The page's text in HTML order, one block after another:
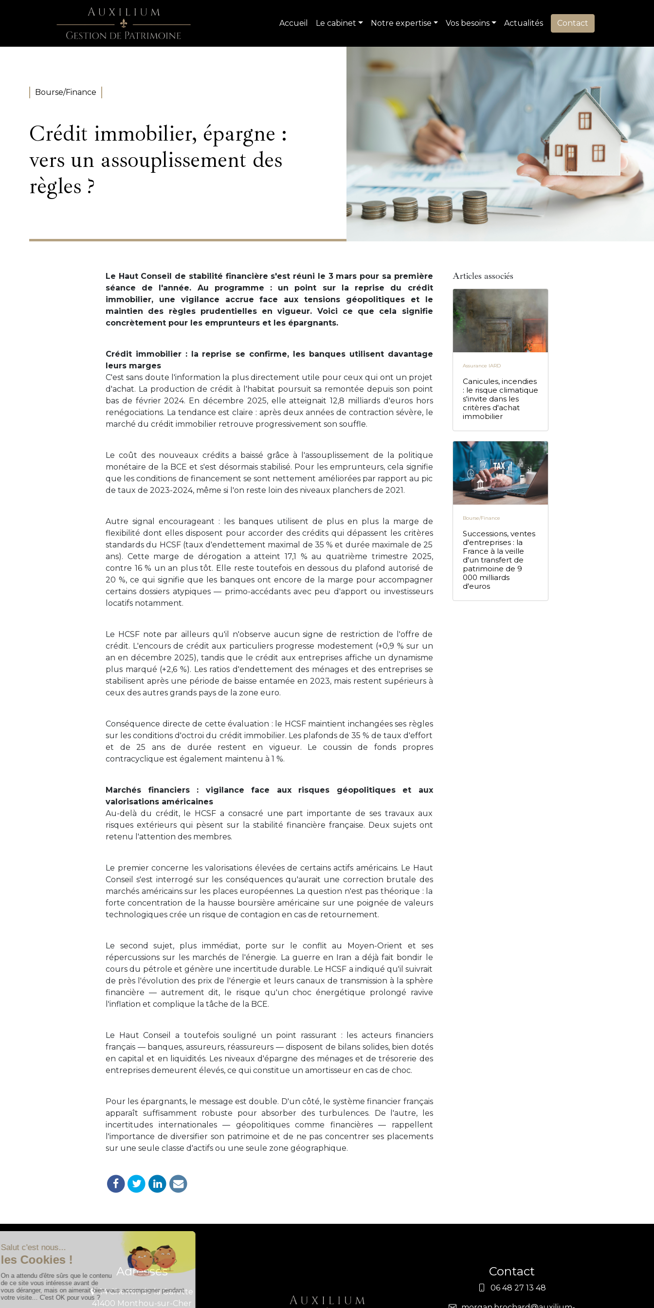
Accueil Le cabinet Notre expertise Vos besoins Actualités Contact
Bourse/Finance
Crédit immobilier, épargne :
vers un assouplissement des
règles ?
Le Haut Conseil de stabilité financière s'est réuni le 3 mars pour sa première
séance de l'année. Au programme : un point sur la reprise du crédit
immobilier, une vigilance accrue face aux tensions géopolitiques et le
maintien des règles prudentielles en vigueur. Voici ce que cela signifie
concrètement pour les emprunteurs et les épargnants.
Crédit immobilier : la reprise se confirme, les banques utilisent davantage
leurs marges
C'est sans doute l'information la plus directement utile pour ceux qui ont un projet
d'achat. La production de crédit à l'habitat poursuit sa remontée depuis son point
bas de février 2024. En décembre 2025, elle atteignait 12,8 milliards d'euros hors
renégociations. La tendance est claire : après deux années de contraction sévère, le
marché du crédit immobilier retrouve progressivement son souffle.
Le coût des nouveaux crédits a baissé grâce à l'assouplissement de la politique
monétaire de la BCE et s'est désormais stabilisé. Pour les emprunteurs, cela signifie
que les conditions de financement se sont nettement améliorées par rapport au pic
de taux de 2023-2024, même si l'on reste loin des niveaux planchers de 2021.
Autre signal encourageant : les banques utilisent de plus en plus la marge de
flexibilité dont elles disposent pour accorder des crédits qui dépassent les critères
standards du HCSF (taux d'endettement maximal de 35 % et durée maximale de 25
ans). Cette marge de dérogation a atteint 17,1 % au quatrième trimestre 2025,
contre 16 % un an plus tôt. Elle reste toutefois en dessous du plafond autorisé de
20 %, ce qui signifie que les banques ont encore de la marge pour accompagner
certains dossiers atypiques — primo-accédants avec peu d'apport ou investisseurs
locatifs notamment.
Le HCSF note par ailleurs qu'il n'observe aucun signe de restriction de l'offre de
crédit. L'encours de crédit aux particuliers progresse modestement (+0,9 % sur un
an en décembre 2025), tandis que le crédit aux entreprises affiche un dynamisme
plus marqué (+2,6 %). Les ratios d'endettement des ménages et des entreprises se
stabilisent après une période de baisse entamée en 2023, mais restent supérieurs à
ceux des autres grands pays de la zone euro.
Conséquence directe de cette évaluation : le HCSF maintient inchangées ses règles
sur les conditions d'octroi du crédit immobilier. Les plafonds de 35 % de taux d'effort
et de 25 ans de durée restent en vigueur. Le coussin de fonds propres
contracyclique est également maintenu à 1 %.
Marchés financiers : vigilance face aux risques géopolitiques et aux
valorisations américaines
Au-delà du crédit, le HCSF a consacré une part importante de ses travaux aux
risques extérieurs qui pèsent sur la stabilité financière française. Deux sujets ont
retenu l'attention des membres.
Le premier concerne les valorisations élevées de certains actifs américains. Le Haut
Conseil s'est interrogé sur les conséquences qu'aurait une correction brutale des
marchés américains sur les places européennes. La question n'est pas théorique : la
forte concentration de la hausse boursière américaine sur une poignée de valeurs
technologiques crée un risque de contagion en cas de retournement.
Le second sujet, plus immédiat, porte sur le conflit au Moyen-Orient et ses
répercussions sur les marchés de l'énergie. La guerre en Iran a déjà fait bondir le
cours du pétrole et génère une incertitude durable. Le HCSF a indiqué qu'il suivrait
de près l'évolution des prix de l'énergie et leurs canaux de transmission à la sphère
financière — autrement dit, le risque qu'un choc énergétique prolongé ravive
l'inflation et complique la tâche de la BCE.
Le Haut Conseil a toutefois souligné un point rassurant : les acteurs financiers
français — banques, assureurs, réassureurs — disposent de bilans solides, bien dotés
en capital et en liquidités. Les niveaux d'épargne des ménages et de trésorerie des
entreprises demeurent élevés, ce qui constitue un amortisseur en cas de choc.
Pour les épargnants, le message est double. D'un côté, le système financier français
apparaît suffisamment robuste pour absorber des turbulences. De l'autre, les
incertitudes internationales — géopolitiques comme financières — rappellent
l'importance de diversifier son patrimoine et de ne pas concentrer ses placements
sur une seule classe d'actifs ou une seule zone géographique.
Articles associés
Assurance IARD
Canicules, incendies
: le risque climatique
s'invite dans les
critères d'achat
immobilier
Bourse/Finance
Successions, ventes
d'entreprises : la
France à la veille
d'un transfert de
patrimoine de 9
000 milliards
d'euros
Adresses
14 Chemin de la Garette
41400 Monthou-sur-Cher
Contact
06 48 27 13 48